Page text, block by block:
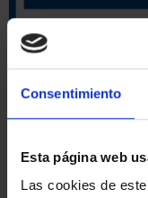
Consentimiento
Esta página web
Las cookies de